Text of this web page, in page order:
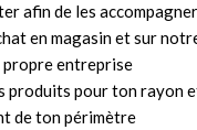
afin de les
en magasin et sur
propre entreprise
produits pour ton rayon
de ton périmètre